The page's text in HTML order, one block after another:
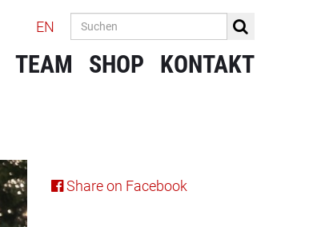
EN
TEAM SHOP KONTAKT
Share on Facebook